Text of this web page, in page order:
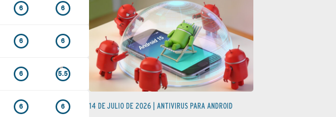
6 6
6 6
6 5.5
6 6 14 DE JULIO DE 2026 | ANTIVIRUS PARA ANDROID